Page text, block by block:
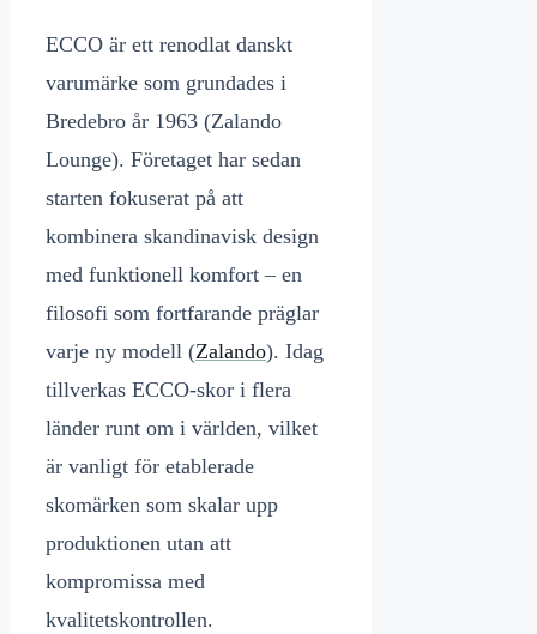
ECCO är ett renodlat danskt
varumärke som grundades i
Bredebro år 1963 (Zalando
Lounge). Företaget har sedan
starten fokuserat på att
kombinera skandinavisk design
med funktionell komfort – en
filosofi som fortfarande präglar
varje ny modell (Zalando). Idag
tillverkas ECCO-skor i flera
länder runt om i världen, vilket
är vanligt för etablerade
skomärken som skalar upp
produktionen utan att
kompromissa med
kvalitetskontrollen.